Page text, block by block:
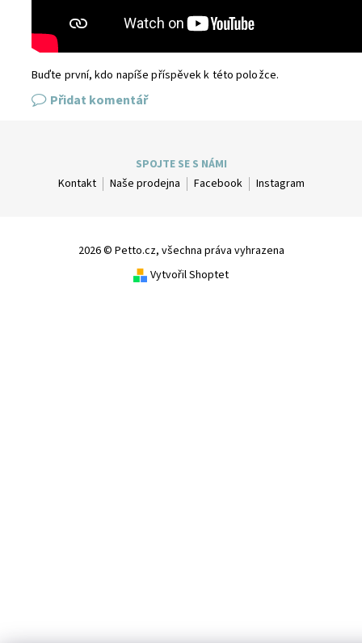
Buďte první, kdo napíše příspěvek k této položce.
Přidat komentář
SPOJTE SE S NÁMI
Kontakt
Naše prodejna Facebook Instagram
2026 © Petto.cz, všechna práva vyhrazena
Vytvořil Shoptet